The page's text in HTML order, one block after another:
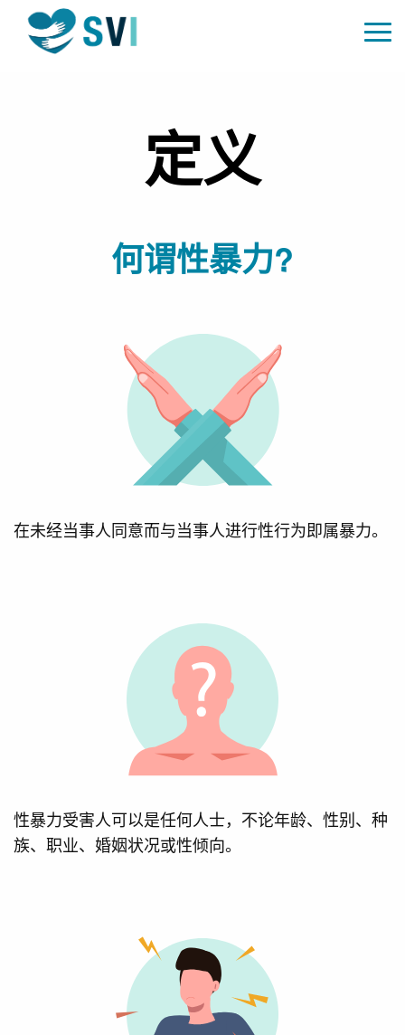
定义
何谓性暴力?
在未经当事人同意而与当事人进行性行为即属暴力。
性暴力受害人可以是任何人士，不论年龄、性别、种
族、职业、婚姻状况或性倾向。